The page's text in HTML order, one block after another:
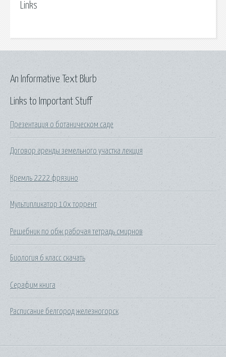
Links
Links to Important Stuff
Презентация о ботаническом саде
Договор аренды земельного участка лекция
Кремль 2222 фрязино
Мультипликатор 10x торрент
Решебник по обж рабочая тетрадь смирнов
Биология 6 класс скачать
Серафим книга
Расписание белгород железногорск
An Informative Text Blurb